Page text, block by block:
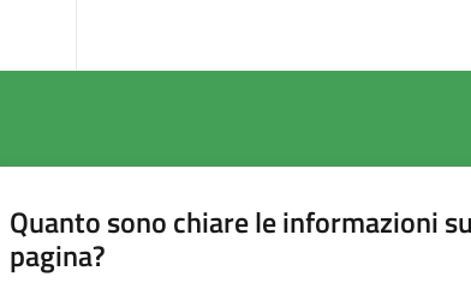
Quanto sono chiare le informazioni
pagina?